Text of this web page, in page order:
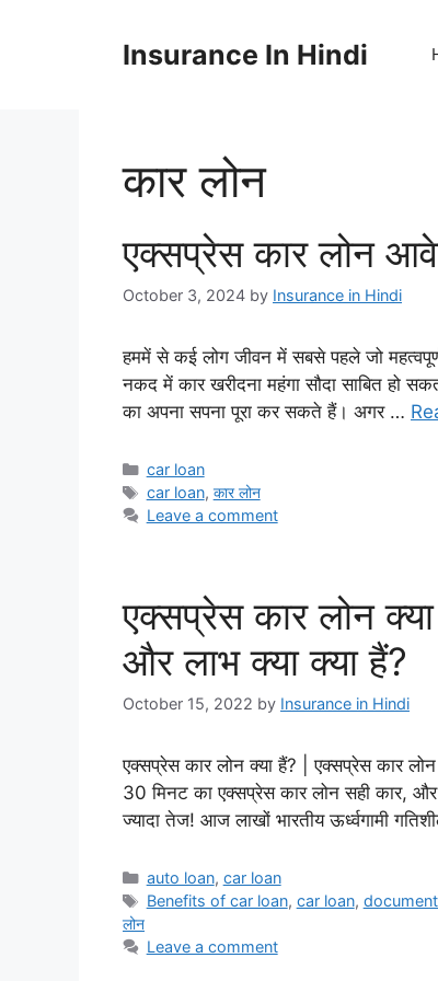
Insurance In Hindi
कार लोन
एक्सप्रेस कार लोन
October 3, 2024 by Insurance in Hindi
हममें से कई लोग जीवन में सबसे पहले जो
नकद में कार खरीदना महंगा सौदा साबित हो
का अपना सपना पूरा कर सकते हैं। अगर …
Categories
car loan
Tags
car loan, कार लोन
Leave a comment
एक्सप्रेस कार लोन
और लाभ क्या क्या हैं?
October 15, 2022 by Insurance in Hindi
एक्सप्रेस कार लोन क्या हैं? | एक्सप्रेस कार
30 मिनट का एक्सप्रेस कार लोन सही कार,
ज्यादा तेज! आज लाखों भारतीय ऊर्ध्वगामी
Categories
auto loan, car loan
Tags
Benefits of car loan, car loan,
लोन
Leave a comment